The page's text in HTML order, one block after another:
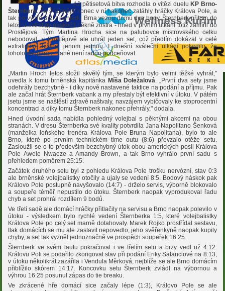
Až pětisetová bitva rozhodla o vítězi duelu KP Brno-
Šternberk. Za šťastnější konec v ní nakonec zatáhly hráčky Králova Pole, a
tak po výhře3:2z pohledu Brna vezou domů dva body. Šternberk přitom do
letošní extraligy naskočil pěkně zostra - hned v prvním utkání totiž zamířil do
Prostějova. Tým Martina Hrocha sice na palubovce mistrovského celku
nebodoval, v Prostějově ale uhrál jeden set, což předtím dokázal v celé
extraligové historii jenom jednou. I dnešní sváteční utkání potvrdilo, že
tohoto soupeře z Hané není radno podceňovat.
„Martin Hroch letos složil skvělý tým, se kterým bylo velmi těžké vyhrát,"
uvedla k tomu brněnská kapitánka Míša Doležalová. „První dva sety jsme
odehrály bezchybně - i díky nově nastavené taktice na podání a příjmu. Pak
ale začal hrát Šternberk vabank a my přestaly být efektivní v útoku. V pátém
jsetu jsme se naštěstí zdravě naštvaly, navzájem vybičovaly ke stoprocentní
koncentraci a díky tomu Šternberk nakonec přehrály," dodala.
Hned úvodní sada nabídla pohledný volejbal s pěknými akcemi na obou
stranách. V dresu Šternberka své kvality potvrdila Jana Napolitano Šenková
(manželka loňského trenéra Králova Pole Bruna Napolitana), bylo to ale
Brno, které po prvním technickém time outu (8:6) převzalo otěže setu.
Zasloužil se o to především bezchybný útok obou amerických posil Králova
Pole Awele Nwaeze a Amandy Brown, a tak Brno vyhrálo první sadu s
přehledem poměrem 25:15.
Začátek druhého setu byl z pohledu Králova Pole trošku nervózní, stav 0:3
ale brněnské volejbalistky otočily a ujaly se vedení 8:5. Bodový náskok pak
Královo Pole postupně navyšovalo (14:7) - drželo servis, výborně blokovalo
a soupeře téměř nepustilo do útoku. Šternberk naopak vyprodukoval řadu
chyb a set prohrál rozdílem 9 bodů.
Ve třetí sadě ale domácí hráčky přitlačily na servisu a Brno naopak polevilo v
útoku - výsledkem bylo rychlé vedení Šternberka 1:5, které volejbalistky
Králova Pole po celý set marně dotahovaly. Marek Rojko prostřídal sestavu,
tlak domácích se mu ale zastavit nepovedlo, jeho svěřenkyně naopak kupily
chyby, a set tak vyzněl jednoznačně ve prospěch soupeřek 16:25.
Šternberk ve svém laufu pokračoval i ve třetím setu a brzy vedl už 4:12.
Královu Poli se podařilo zkorigovat stav při podání Eriky Salanciové na 8:13,
v útoku několikrát zazářila i Vendula Měrková, nejblíže se ale Brno domácím
přiblížilo skórem 14:17. Koncovku setu Šternberk zvládl na výbornou a
výhrou 16:25 posunul zápas do tie breaku.
Ve zkrácené hře domácí sice začaly lépe (1:3), Královo Pole se ale